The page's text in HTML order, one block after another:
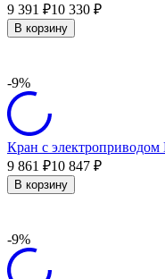
9 391
₽10 330 ₽
В корзину
-9%
Кран с
9 861
₽10 847 ₽
В корзину
-9%